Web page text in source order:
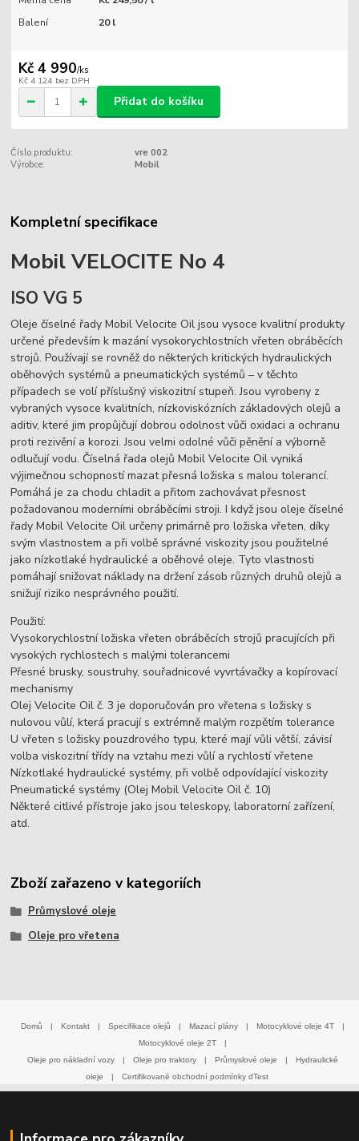
Balení
20 l
Kč 4 990/ks
Kč 4 124 bez DPH
Přidat do košíku
Číslo produktu:
vre 002
Výrobce:
Mobil
Kompletní specifikace
Mobil VELOCITE No 4
ISO VG 5
Oleje číselné řady Mobil Velocite Oil jsou vysoce kvalitní produkty
určené především k mazání vysokorychlostních vřeten obráběcích
strojů. Používají se rovněž do některých kritických hydraulických
oběhových systémů a pneumatických systémů – v těchto
případech se volí příslušný viskozitní stupeň. Jsou vyrobeny z
vybraných vysoce kvalitních, nízkoviskózních základových olejů a
aditiv, které jim propůjčují dobrou odolnost vůči oxidaci a ochranu
proti rezivění a korozi. Jsou velmi odolné vůči pěnění a výborně
odlučují vodu. Číselná řada olejů Mobil Velocite Oil vyniká
výjimečnou schopností mazat přesná ložiska s malou tolerancí.
Pomáhá je za chodu chladit a přitom zachovávat přesnost
požadovanou moderními obráběcími stroji. I když jsou oleje číselné
řady Mobil Velocite Oil určeny primárně pro ložiska vřeten, díky
svým vlastnostem a při volbě správné viskozity jsou použitelné
jako nízkotlaké hydraulické a oběhové oleje. Tyto vlastnosti
pomáhají snižovat náklady na držení zásob různých druhů olejů a
snižují riziko nesprávného použití.
Použití:
Vysokorychlostní ložiska vřeten obráběcích strojů pracujících při
vysokých rychlostech s malými tolerancemi
Přesné brusky, soustruhy, souřadnicové vyvrtávačky a kopírovací
mechanismy
Olej Velocite Oil č. 3 je doporučován pro vřetena s ložisky s
nulovou vůlí, která pracují s extrémně malým rozpětím tolerance
U vřeten s ložisky pouzdrového typu, které mají vůli větší, závisí
volba viskozitní třídy na vztahu mezi vůlí a rychlostí vřetene
Nízkotlaké hydraulické systémy, při volbě odpovídající viskozity
Pneumatické systémy (Olej Mobil Velocite Oil č. 10)
Některé citlivé přístroje jako jsou teleskopy, laboratorní zařízení,
atd.
Zboží zařazeno v kategoriích
Průmyslové oleje
Oleje pro vřetena
Domů | Kontakt | Specifikace olejů | Mazací plány | Motocyklové oleje 4T
|
Motocyklové oleje 2T
|
Oleje pro nákladní vozy
| Oleje pro traktory | Průmyslové oleje |
Hydraulické
oleje
| Certifikované obchodní podmínky dTest